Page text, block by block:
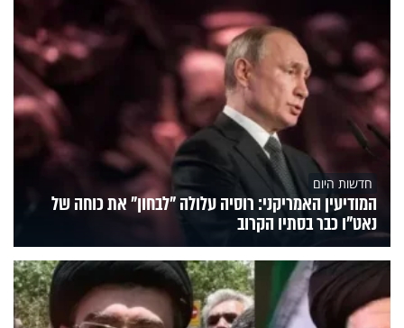
חדשות היום
המודיעין האמריקני: רוסיה עלולה "לבחון" את כוחה של
נאט"ו כבר בסתיו הקרוב